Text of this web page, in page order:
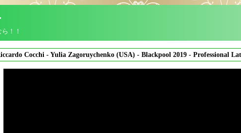
！！
Cocchi - Yulia Zagoruychenko (USA) - Blackpool 2019 - Professional